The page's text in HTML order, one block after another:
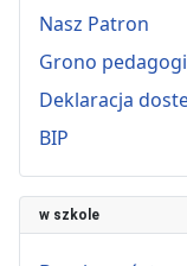
Nasz Patron
Grono
Deklaracja
BIP
w szkole